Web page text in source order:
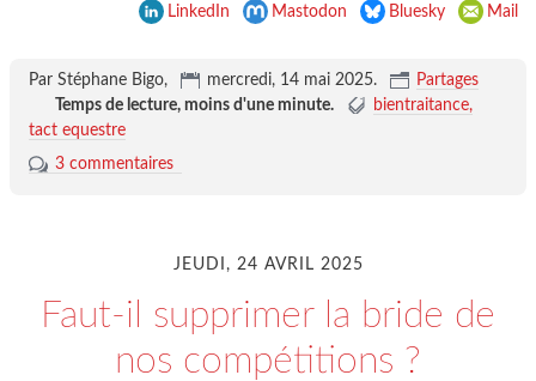
LinkedIn
Mastodon Bluesky Mail
Par Stéphane Bigo, mercredi, 14 mai 2025.
Partages
Temps de lecture, moins d'une minute.
bientraitance
tact equestre
3 commentaires
JEUDI, 24 AVRIL 2025
Faut-il supprimer la bride de
nos compétitions ?